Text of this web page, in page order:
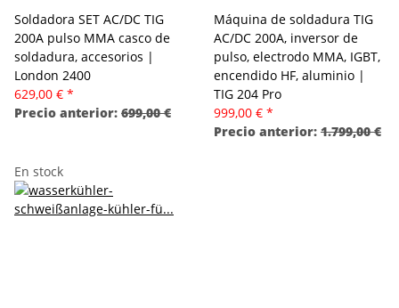
Soldadora SET AC/DC TIG
200A pulso MMA casco de
soldadura, accesorios |
London 2400
629,00 € *
Precio anterior: 699,00 €
Máquina de soldadura TIG
AC/DC 200A, inversor de
pulso, electrodo MMA, IGBT,
encendido HF, aluminio |
TIG 204 Pro
999,00 € *
Precio anterior: 1.799,00 €
En stock